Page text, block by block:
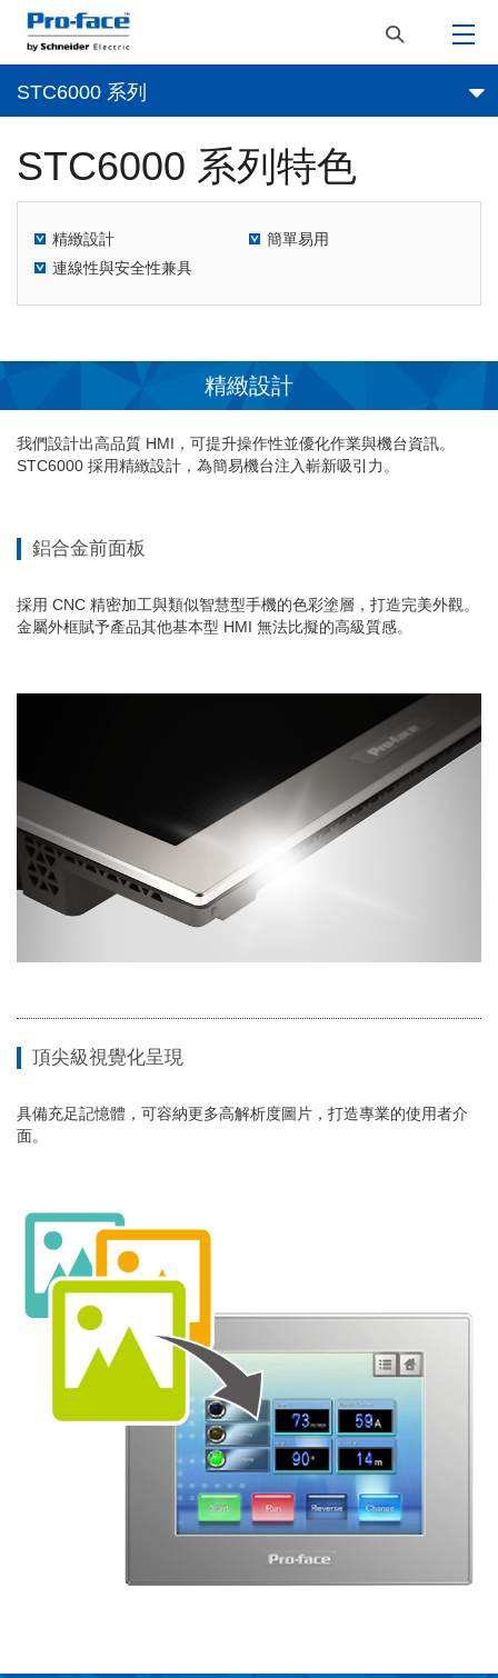
STC6000 系列
STC6000 系列特色
精緻設計
簡單易用
連線性與安全性兼具
精緻設計
我們設計出高品質 HMI，可提升操作性並優化作業與機台資訊。
STC6000 採用精緻設計，為簡易機台注入嶄新吸引力。
鋁合金前面板
採用 CNC 精密加工與類似智慧型手機的色彩塗層，打造完美外觀。
金屬外框賦予產品其他基本型 HMI 無法比擬的高級質感。
頂尖級視覺化呈現
具備充足記憶體，可容納更多高解析度圖片，打造專業的使用者介
面。